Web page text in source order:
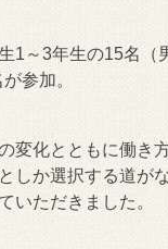
1～3年生の15名
参加。
変化とともに働き
しか選択する道
いただきました。